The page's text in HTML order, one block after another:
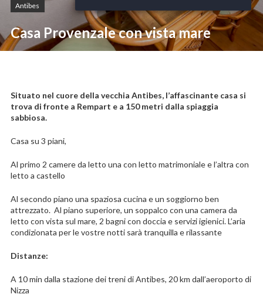
Antibes
Casa Provenzale con vista mare
Situato nel cuore della vecchia Antibes, l’affascinante casa si
trova di fronte a Rempart e a 150 metri dalla spiaggia
sabbiosa.
Casa su 3 piani,
Al primo 2 camere da letto una con letto matrimoniale e l’altra con
letto a castello
Al secondo piano una spaziosa cucina e un soggiorno ben
attrezzato. Al piano superiore, un soppalco con una camera da
letto con vista sul mare, 2 bagni con doccia e servizi igienici. L’aria
condizionata per le vostre notti sarà tranquilla e rilassante
Distanze:
A 10 min dalla stazione dei treni di Antibes, 20 km dall’aeroporto di
Nizza